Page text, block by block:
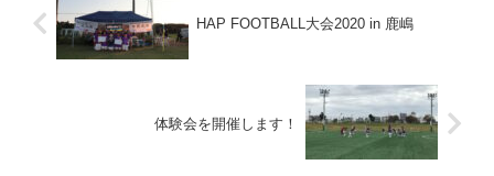
HAP FOOTBALL大会2020 in 鹿嶋
体験会を開催します！